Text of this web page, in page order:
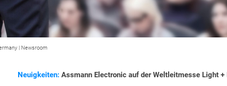
| Newsroom
Neuigkeiten: Assmann Electronic auf der Weltleitmesse Light